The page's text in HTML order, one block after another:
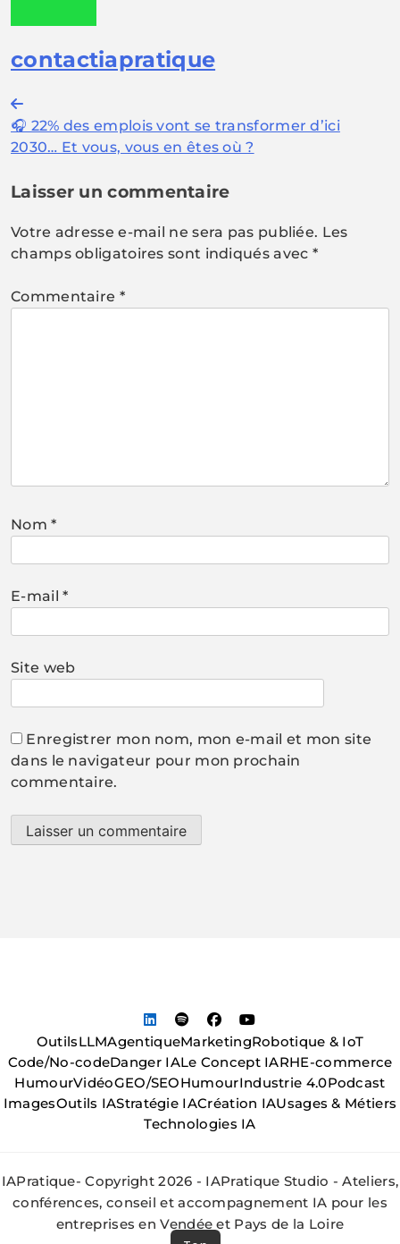
contactiapratique
Navigation
de
🎧 22% des emplois vont se transformer d’ici
2030… Et vous, vous en êtes où ?
Laisser un commentaire
Votre adresse e-mail ne sera pas publiée. Les
champs obligatoires sont indiqués avec *
Commentaire *
Nom*
E-mail*
Site web
Enregistrer mon nom, mon e-mail et mon site
dans le navigateur pour mon prochain
commentaire.
OutilsLLMAgentiqueMarketingRobotique & IoT
Code/No-codeDanger IALe Concept IARHE-commerce
HumourVidéoGEO/SEOHumourIndustrie 4.0Podcast
ImagesOutils IAStratégie IACréation IAUsages & Métiers
Technologies IA
IAPratique- Copyright 2026 - IAPratique Studio - Ateliers,
conférences, conseil et accompagnement IA pour les
entreprises en Vendée et Pays de la Loire